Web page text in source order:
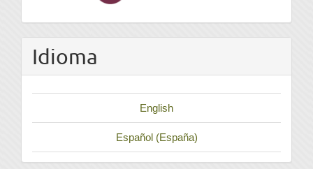
Idioma
English
Español (España)